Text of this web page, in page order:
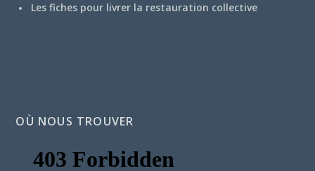
Les fiches pour livrer la restauration collective
OÙ NOUS TROUVER